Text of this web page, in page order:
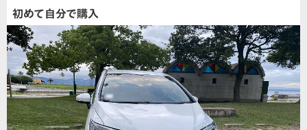
初めて自分で購入